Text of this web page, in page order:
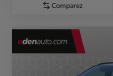
Comparez